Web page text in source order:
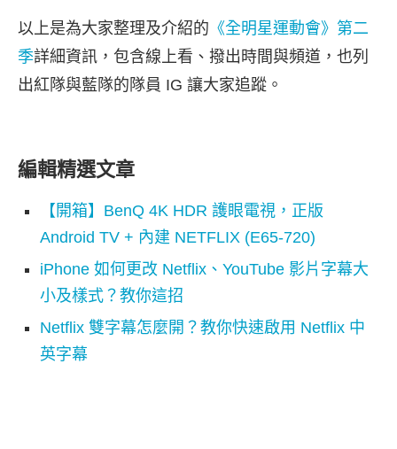
以上是為大家整理及介紹的 《全明星運動會》第二
季詳細資訊，包含線上看、撥出時間與頻道，也列
出紅隊與藍隊的隊員 IG 讓大家追蹤。
編輯精選文章
【開箱】BenQ 4K HDR 護眼電視，正版
Android TV + 內建 NETFLIX (E65-720)
iPhone 如何更改 Netflix、YouTube 影片字幕大
小及樣式？教你這招
Netflix 雙字幕怎麼開？教你快速啟用 Netflix 中
英字幕